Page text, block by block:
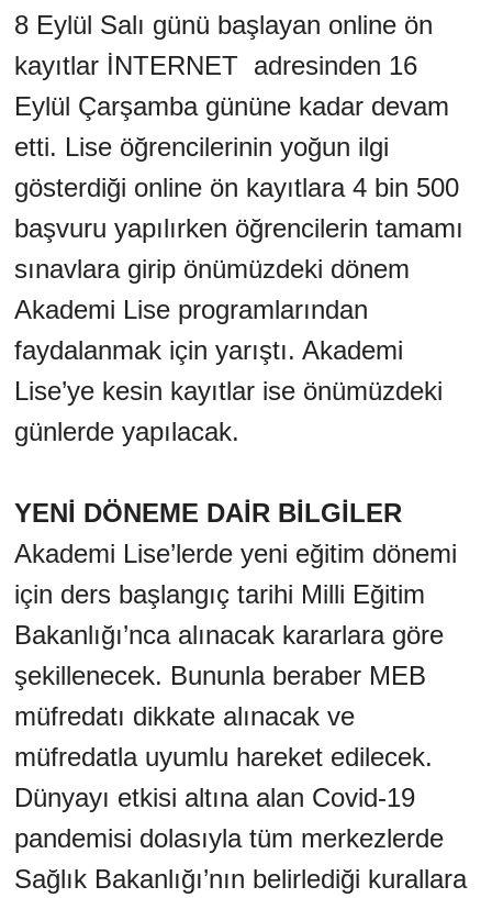
8 Eylül Salı günü başlayan online ön
kayıtlar İNTERNET adresinden 16
Eylül Çarşamba gününe kadar devam
etti. Lise öğrencilerinin yoğun ilgi
gösterdiği online ön kayıtlara 4 bin 500
başvuru yapılırken öğrencilerin tamamı
sınavlara girip önümüzdeki dönem
Akademi Lise programlarından
faydalanmak için yarıştı. Akademi
Lise’ye kesin kayıtlar ise önümüzdeki
günlerde yapılacak.
YENİ DÖNEME DAİR BİLGİLER
Akademi Lise’lerde yeni eğitim dönemi
için ders başlangıç tarihi Milli Eğitim
Bakanlığı’nca alınacak kararlara göre
şekillenecek. Bununla beraber MEB
müfredatı dikkate alınacak ve
müfredatla uyumlu hareket edilecek.
Dünyayı etkisi altına alan Covid-19
pandemisi dolasıyla tüm merkezlerde
Sağlık Bakanlığı’nın belirlediği kurallara